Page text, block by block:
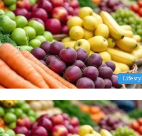
மி
ழ
க
அ
ர
சு
மு
க்
கி
ய
அ
றி
வி